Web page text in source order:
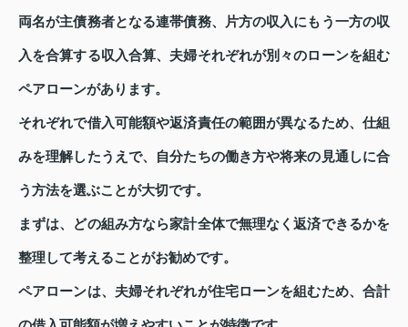
両名が主債務者となる連帯債務、片方の収入にもう一方の収
入を合算する収入合算、夫婦それぞれが別々のローンを組む
ペアローンがあります。
それぞれで借入可能額や返済責任の範囲が異なるため、仕組
みを理解したうえで、自分たちの働き方や将来の見通しに合
う方法を選ぶことが大切です。
まずは、どの組み方なら家計全体で無理なく返済できるかを
整理して考えることがお勧めです。
ペアローンは、夫婦それぞれが住宅ローンを組むため、合計